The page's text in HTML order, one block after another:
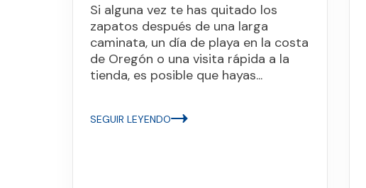
Si alguna vez te has quitado los
zapatos después de una larga
caminata, un día de playa en la costa
de Oregón o una visita rápida a la
tienda, es posible que hayas...
SEGUIR LEYENDO